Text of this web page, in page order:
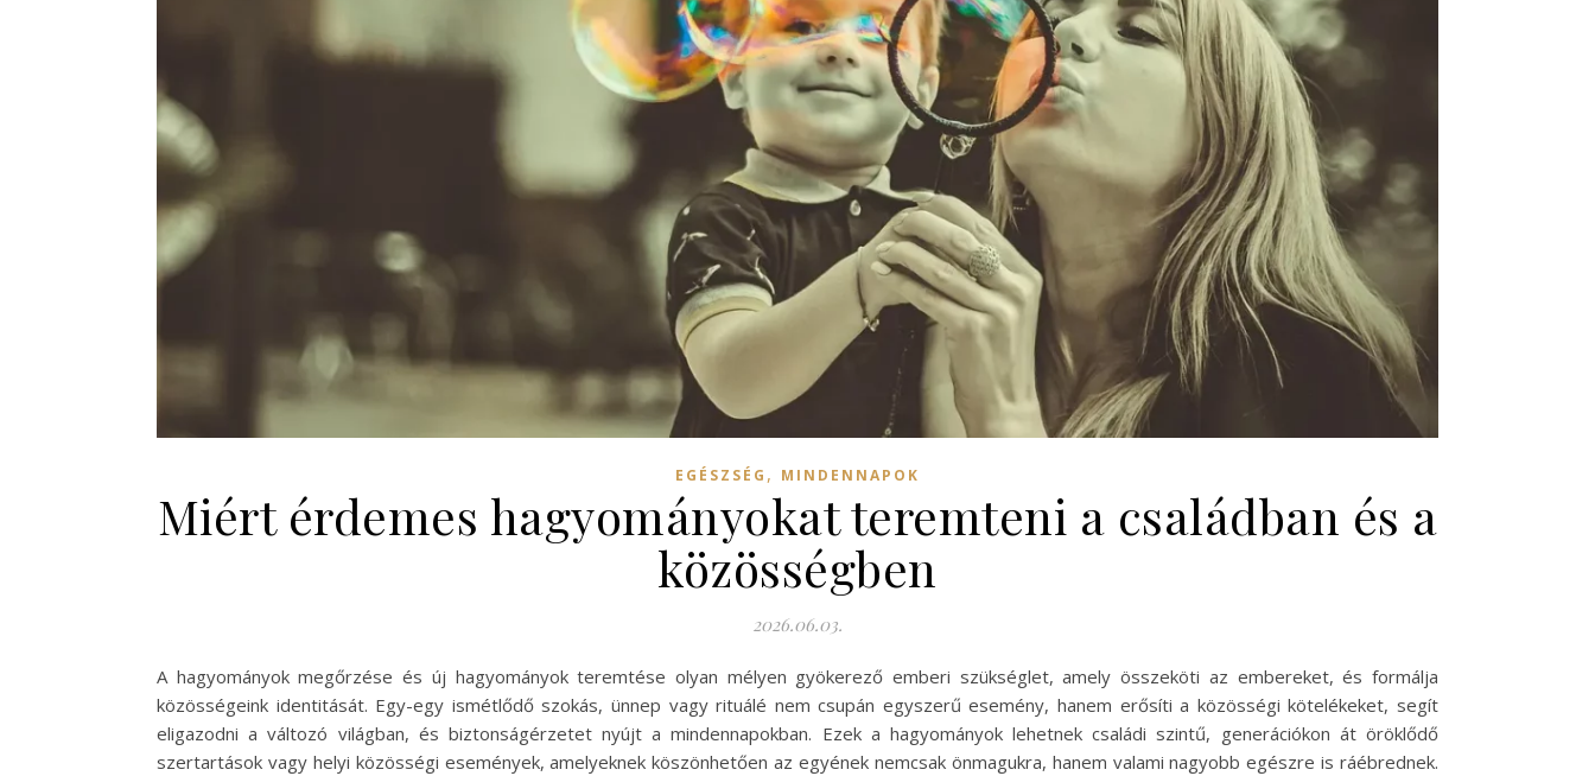
EGÉSZSÉG , MINDENNAPOK
Miért érdemes hagyományokat teremteni a családban és a
közösségben
2026.06.03.
A hagyományok megőrzése és új hagyományok teremtése olyan mélyen gyökerező emberi szükséglet, amely összeköti az embereket, és formálja
közösségeink identitását. Egy-egy ismétlődő szokás, ünnep vagy rituálé nem csupán egyszerű esemény, hanem erősíti a közösségi kötelékeket, segít
eligazodni a változó világban, és biztonságérzetet nyújt a mindennapokban. Ezek a hagyományok lehetnek családi szintű, generációkon át öröklődő
szertartások vagy helyi közösségi események, amelyeknek köszönhetően az egyének nemcsak önmagukra, hanem valami nagyobb egészre is ráébrednek.